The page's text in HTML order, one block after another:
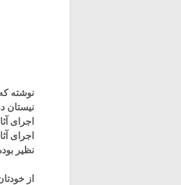
نوشته
نیستان
اجرای
اجرای
نظیر
از